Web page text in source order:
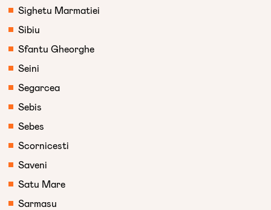
Sighetu Marmatiei
Sibiu
Sfantu Gheorghe
Seini
Segarcea
Sebis
Sebes
Scornicesti
Saveni
Satu Mare
Sarmasu